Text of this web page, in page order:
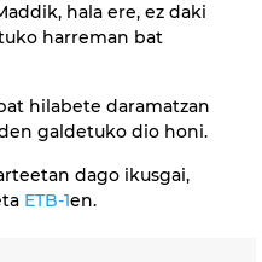
hala ere, ez daki
harreman bat
hilabete daramatzan
galdetuko dio honi.
dago ikusgai,
ETB-1en.